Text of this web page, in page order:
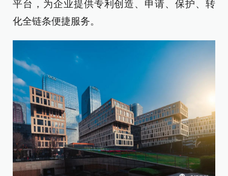
平台，为企业提供专利创造、申请、保护、转
化全链条便捷服务。